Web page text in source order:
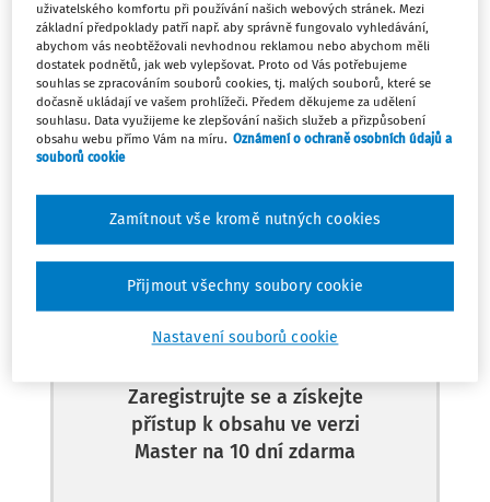
Odpověď
Tento dokument je jen pro
předplatitele
Zaregistrujte se a získejte
přístup k obsahu ve verzi
Master na 10 dní zdarma
uživatelského komfortu při používání našich webových stránek. Mezi
základní předpoklady patří např. aby správně fungovalo vyhledávání,
abychom vás neobtěžovali nevhodnou reklamou nebo abychom měli
dostatek podnětů, jak web vylepšovat. Proto od Vás potřebujeme
souhlas se zpracováním souborů cookies, tj. malých souborů, které se
dočasně ukládají ve vašem prohlížeči. Předem děkujeme za udělení
souhlasu. Data využijeme ke zlepšování našich služeb a přizpůsobení
obsahu webu přímo Vám na míru. Oznámení o ochraně osobních údajů a
souborů cookie
Nastavení souborů cookie
Zamítnout vše kromě nutných cookies
Přijmout všechny soubory cookie